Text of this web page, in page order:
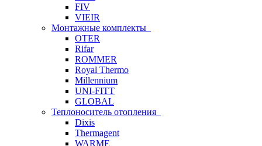
FIV
VIEIR
Монтажные комплекты
OTER
Rifar
ROMMER
Royal Thermo
Millennium
UNI-FITT
GLOBAL
Теплоноситель отопления
Dixis
Thermagent
WARME